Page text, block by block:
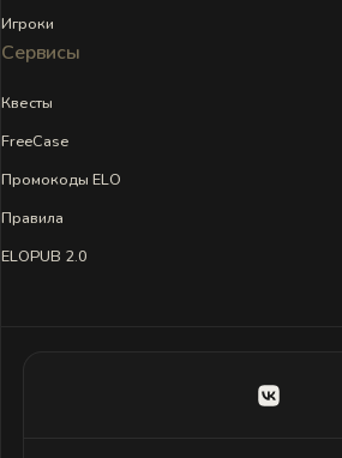
Игроки
Сервисы
Квесты
FreeCase
Промокоды ELO
Правила
ELOPUB 2.0